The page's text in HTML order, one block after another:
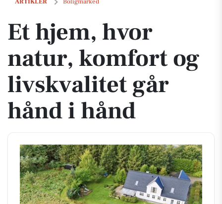
Et hjem, hvor
natur, komfort og
livskvalitet går
hånd i hånd